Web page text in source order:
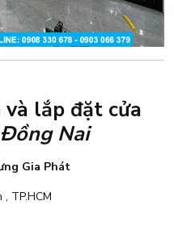
lắp đặt cửa
Nai
Gia Phát
TP.HCM